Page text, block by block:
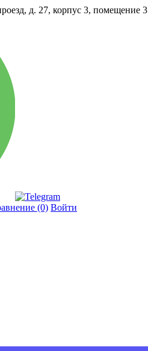
д. 27, корпус 3, помещение 3
(0) Войти